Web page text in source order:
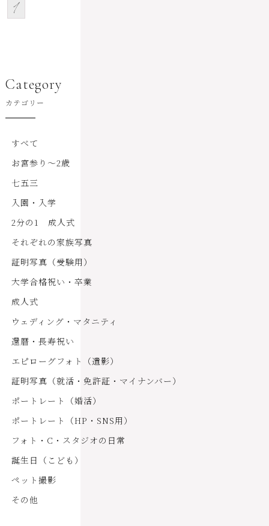
1
Category
カテゴリー
すべて
お宮参り～2歳
七五三
入園・入学
2分の1 成人式
それぞれの家族写真
証明写真（受験用）
大学合格祝い・卒業
成人式
ウェディング・マタニティ
還暦・長寿祝い
エピローグフォト（遺影）
証明写真（就活・免許証・マイナンバー）
ポートレート（婚活）
ポートレート（HP・SNS用）
フォト・C・スタジオの日常
誕生日（こども）
ペット撮影
その他